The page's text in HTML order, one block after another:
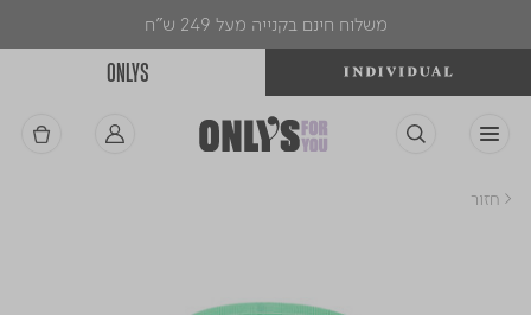
משלוח חינם בקנייה מעל 249 ש"ח
ONLYS
< חזור